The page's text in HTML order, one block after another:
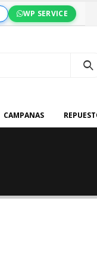
WP SERVICE
CAMPANAS